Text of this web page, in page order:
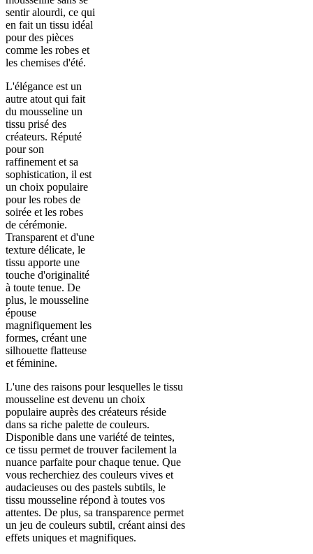
sentir alourdi, ce qui
en fait un tissu idéal
pour des pièces
comme les robes et
les chemises d'été.
L'élégance est un
autre atout qui fait
du mousseline un
tissu prisé des
créateurs. Réputé
pour son
raffinement et sa
sophistication, il est
un choix populaire
pour les robes de
soirée et les robes
de cérémonie.
Transparent et d'une
texture délicate, le
tissu apporte une
touche d'originalité
à toute tenue. De
plus, le mousseline
épouse
magnifiquement les
formes, créant une
silhouette flatteuse
et féminine.
L'une des raisons pour lesquelles le tissu
mousseline est devenu un choix
populaire auprès des créateurs réside
dans sa riche palette de couleurs.
Disponible dans une variété de teintes,
ce tissu permet de trouver facilement la
nuance parfaite pour chaque tenue. Que
vous recherchiez des couleurs vives et
audacieuses ou des pastels subtils, le
tissu mousseline répond à toutes vos
attentes. De plus, sa transparence permet
un jeu de couleurs subtil, créant ainsi des
effets uniques et magnifiques.